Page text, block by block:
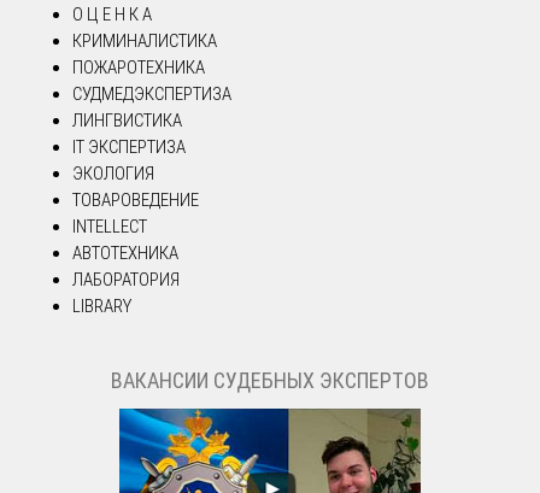
О Ц Е Н К А
КРИМИНАЛИСТИКА
ПОЖАРОТЕХНИКА
СУДМЕДЭКСПЕРТИЗА
ЛИНГВИСТИКА
IT ЭКСПЕРТИЗА
ЭКОЛОГИЯ
ТОВАРОВЕДЕНИЕ
INTELLECT
АВТОТЕХНИКА
ЛАБОРАТОРИЯ
LIBRARY
ВАКАНСИИ СУДЕБНЫХ ЭКСПЕРТОВ